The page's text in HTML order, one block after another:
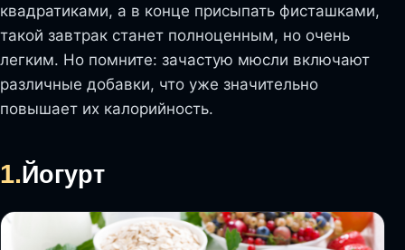
квадратиками, а в конце присыпать фисташками,
такой завтрак станет полноценным, но очень
легким. Но помните: зачастую мюсли включают
различные добавки, что уже значительно
повышает их калорийность.
1.Йогурт